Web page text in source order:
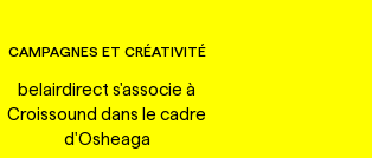
CAMPAGNES ET CRÉATIVITÉ
belairdirect s'associe à
Croissound dans le cadre
d'Osheaga